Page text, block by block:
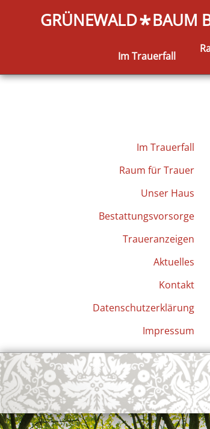
GRÜNEWALD*BAUM
Im Trauerfall
Im Trauerfall
Raum für Trauer
Unser Haus
Bestattungsvorsorge
Traueranzeigen
Aktuelles
Kontakt
Datenschutzerklärung
Impressum